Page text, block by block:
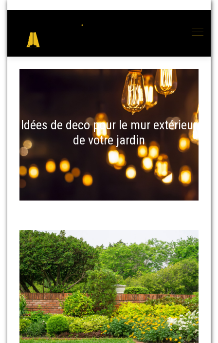
Idées de deco pour le mur extérieur
de votre jardin